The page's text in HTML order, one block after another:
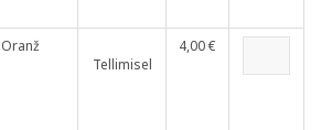
Oranž
Tellimisel
4,00 €